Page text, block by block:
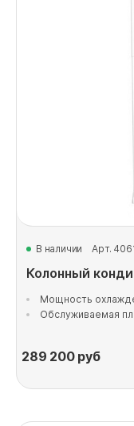
В наличии Арт.
Колонный
Мощность
Обслуживаемая
289 200руб